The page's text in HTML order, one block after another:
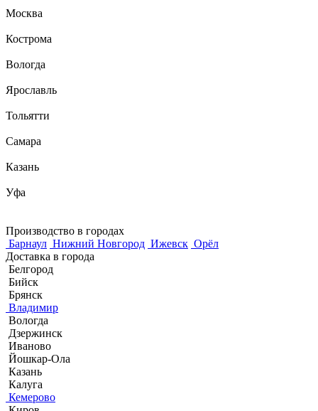
Москва
Кострома
Вологда
Ярославль
Тольятти
Самара
Казань
Уфа
Производство в городах
Барнаул Нижний Новгород Ижевск Орёл
Доставка в города
Белгород
Бийск
Брянск
Владимир
Вологда
Дзержинск
Иваново
Йошкар-Ола
Казань
Калуга
Кемерово